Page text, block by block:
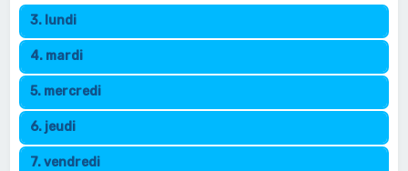
3. lundi
4. mardi
5. mercredi
6. jeudi
7. vendredi